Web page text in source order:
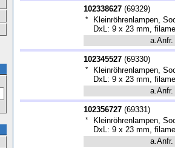
102338627 (69329)
*
Kleinröhrenlampen,
DxL: 9 x 23 mm,
a.Anfr.
102345527 (69330)
*
Kleinröhrenlampen,
DxL: 9 x 23 mm,
a.Anfr.
102356727 (69331)
*
Kleinröhrenlampen,
DxL: 9 x 23 mm,
a.Anfr.